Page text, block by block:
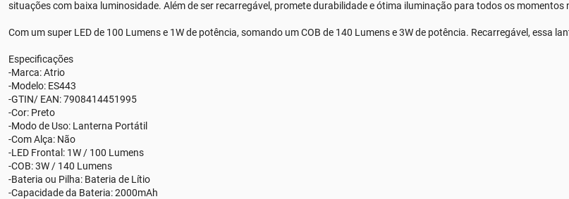
situações com baixa luminosidade. Além de ser recarregável, promete durabilidade e ótima iluminação para todos os momentos
Com um super LED de 100 Lumens e 1W de potência, somando um COB de 140 Lumens e 3W de potência. Recarregável, essa
Especificações
-Marca: Atrio
-Modelo: ES443
-GTIN/ EAN: 7908414451995
-Cor: Preto
-Modo de Uso: Lanterna Portátil
-Com Alça: Não
-LED Frontal: 1W / 100 Lumens
-COB: 3W / 140 Lumens
-Bateria ou Pilha: Bateria de Lítio
-Capacidade da Bateria: 2000mAh